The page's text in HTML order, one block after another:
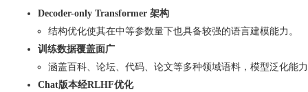
Decoder-only Transformer 架构
结构优化使其在中等参数量下也具备较强的语言建模能力。
训练数据覆盖面广
涵盖百科、论坛、代码、论文等多种领域语料，模型泛化能
Chat版本经RLHF优化